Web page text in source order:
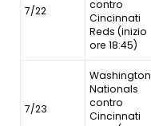
7/22
contro
Cincinnati
Reds (inizio
ore 18:45)
7/23
Washington
Nationals
contro
Cincinnati